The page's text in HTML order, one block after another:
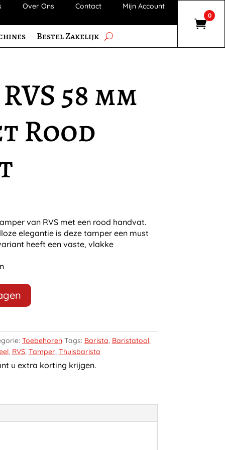
Over Ons Contact Mijn Account
0
Bestel Zakelijk
58 mm
Rood
van RVS met een rood handvat.
elegantie is deze tamper een must
heeft een vaste, vlakke
Toebehoren Tags: Barista, Baristatool,
, RVS, Tamper, Thuisbarista
u extra korting krijgen.